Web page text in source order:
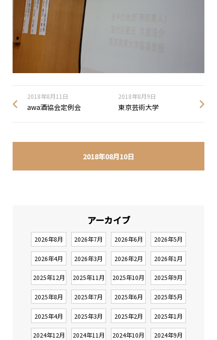
2018年08月10日
2018年8月11日
awa酒協会定例会
2018年8月9日
東京芸術大学
アーカイブ
2026年8月 2026年7月 2026年6月 2026年5月
2026年4月 2026年3月 2026年2月 2026年1月
2025年12月 2025年11月 2025年10月 2025年9月
2025年8月 2025年7月 2025年6月 2025年5月
2025年4月 2025年3月 2025年2月 2025年1月
2024年12月 2024年11月 2024年10月 2024年9月